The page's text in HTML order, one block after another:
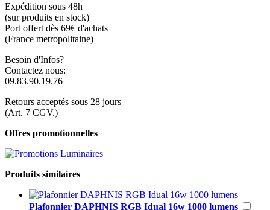
Expédition sous 48h
(sur produits en stock)
Port offert dès 69€ d'achats
(France metropolitaine)
Besoin d'Infos?
Contactez nous:
09.83.90.19.76
Retours acceptés sous 28 jours
(Art. 7 CGV.)
Offres promotionnelles
Produits similaires
Plafonnier DAPHNIS RGB Idual 16w 1000 lumens